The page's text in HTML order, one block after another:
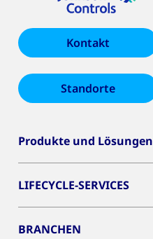
Kontakt
Standorte
Produkte und Lösungen
LIFECYCLE-SERVICES
BRANCHEN